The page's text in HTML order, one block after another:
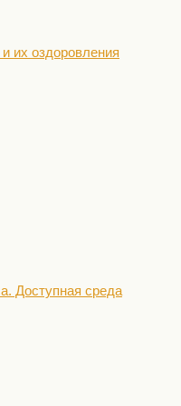
их оздоровления
Доступная среда